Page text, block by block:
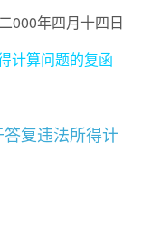
十四日
计算问题的复函
复违法所得计